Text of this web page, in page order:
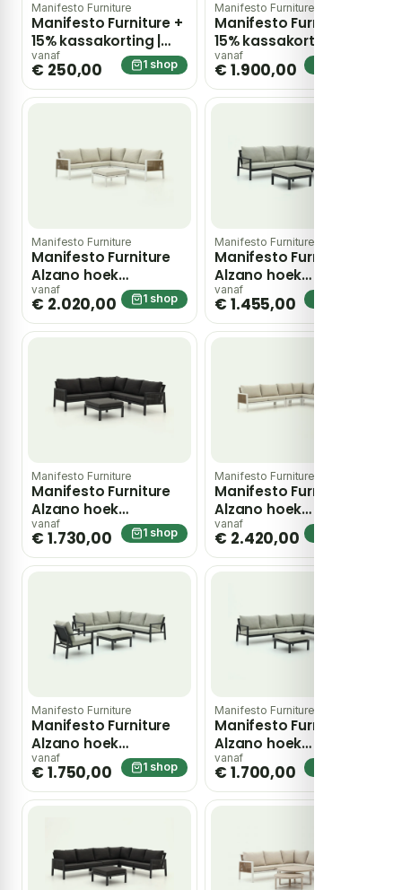
Manifesto Furniture
Manifesto Furniture +
15% kassakorting |
Manifesto Alzano
lounge voetenbank
78x78cm – Wit
vanaf
€ 250,00 1 shop
Manifesto Furniture
Manifesto Furniture +
15% kassakorting |
Manifesto Alzano
stoel-bank loungeset
4-delig – Taupe
vanaf
€ 1.900,00
Manifesto Furniture
Manifesto Furniture
Alzano hoek
loungeset 3-delig –
Wit
vanaf
€ 2.020,00 1 shop
Manifesto Furniture
Manifesto Furniture
Alzano hoek
loungeset 4-delig –
Grijs
vanaf
€ 1.455,00
Manifesto Furniture
Manifesto Furniture
Alzano hoek
loungeset 4-delig –
Grijs
vanaf
€ 1.730,00 1 shop
Manifesto Furniture
Manifesto Furniture
Alzano hoek
loungeset 4-delig –
Wit
vanaf
€ 2.420,00
Manifesto Furniture
Manifesto Furniture
Alzano hoek
loungeset 5-delig –
Grijs
vanaf
€ 1.750,00 1 shop
Manifesto Furniture
Manifesto Furniture
Alzano hoek
loungeset 5-delig –
Grijs
vanaf
€ 1.700,00